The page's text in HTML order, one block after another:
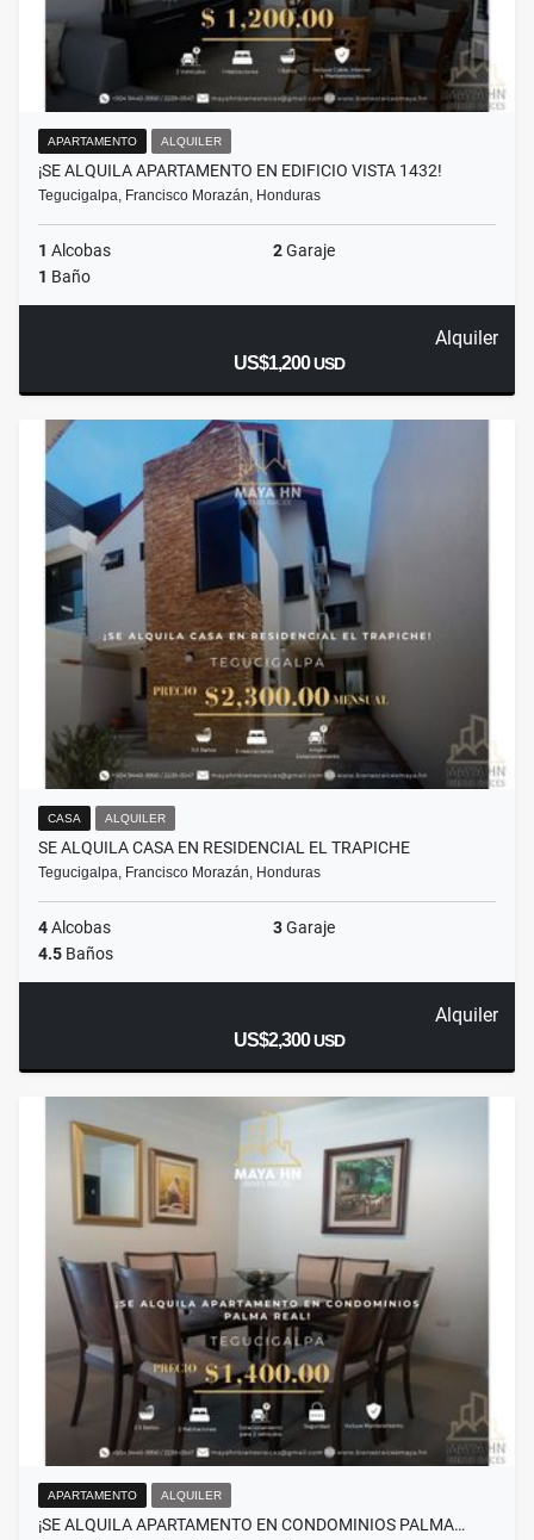
APARTAMENTO ALQUILER
¡SE ALQUILA APARTAMENTO EN EDIFICIO VISTA 1432!
Tegucigalpa, Francisco Morazán, Honduras
1 Alcobas 2Garaje
1 Baño
Alquiler
US$1,200USD
CASA ALQUILER
SE ALQUILA CASA EN RESIDENCIAL EL TRAPICHE
Tegucigalpa, Francisco Morazán, Honduras
4Alcobas 3Garaje
4.5 Baños
Alquiler
US$2,300USD
APARTAMENTO ALQUILER
¡SE ALQUILA APARTAMENTO EN CONDOMINIOS PALMA…